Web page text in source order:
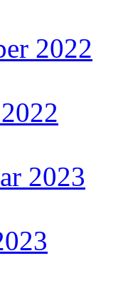
2022
2023